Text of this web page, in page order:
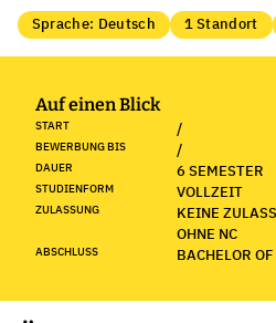
Sprache: Deutsch 1 Standort
Auf einen Blick
START /
BEWERBUNG BIS /
DAUER 6 SEMESTER
STUDIENFORM VOLLZEIT
ZULASSUNG
KEINE
OHNE NC
ABSCHLUSS BACHELOR